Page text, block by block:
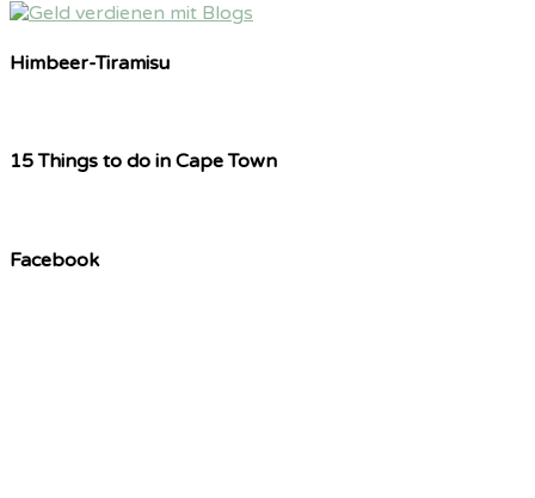
Himbeer-Tiramisu
15 Things to do in Cape Town
Facebook